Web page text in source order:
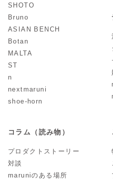
SHOTO
Bruno
ASIAN BENCH
Botan
MALTA
ST
n
nextmaruni
shoe-horn
コラム（読み物）
プロダクトストーリー
対談
maruniのある場所